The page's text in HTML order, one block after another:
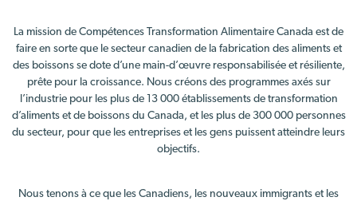
La mission de Compétences Transformation Alimentaire Canada est de
faire en sorte que le secteur canadien de la fabrication des aliments et
des boissons se dote d’une main-d’œuvre responsabilisée et résiliente,
prête pour la croissance. Nous créons des programmes axés sur
l’industrie pour les plus de 13 000 établissements de transformation
d’aliments et de boissons du Canada, et les plus de 300 000 personnes
du secteur, pour que les entreprises et les gens puissent atteindre leurs
objectifs.
Nous tenons à ce que les Canadiens, les nouveaux immigrants et les